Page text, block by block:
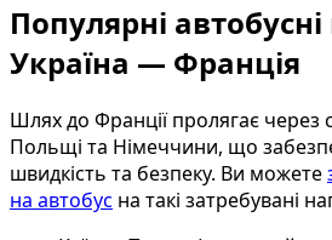
Популярні
Україна — Франція
Шлях до Франції пролягає через
Польщі та Німеччини, що
швидкість та безпеку. Ви можете
на автобус на такі затребувані